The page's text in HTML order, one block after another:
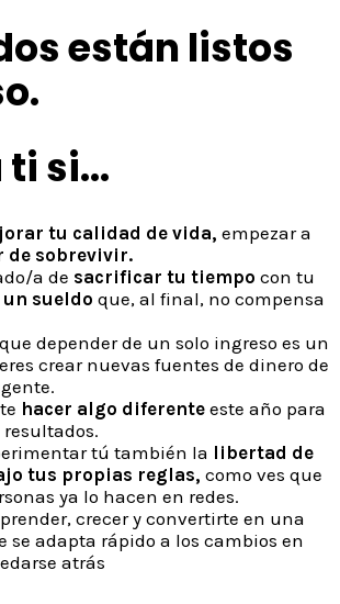
están listos
ti si...
tu calidad de vida, empezar a
de sobrevivir.
a de sacrificar tu tiempo con tu
un sueldo que, al final, no compensa
depender de un solo ingreso es un
crear nuevas fuentes de dinero de
hacer algo diferente este año para
tú también la libertad de
tus propias reglas, como ves que
ya lo hacen en redes.
crecer y convertirte en una
se adapta rápido a los cambios en
atrás